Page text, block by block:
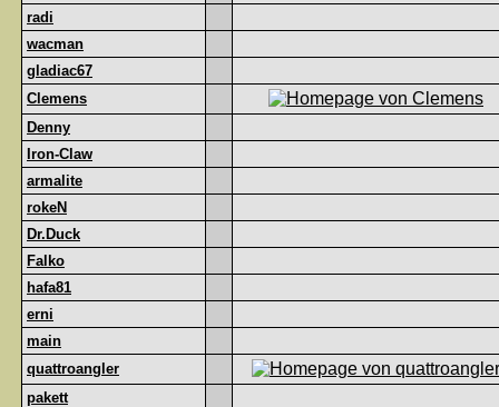
radi
wacman
gladiac67
Clemens
Denny
Iron-Claw
armalite
rokeN
Dr.Duck
Falko
hafa81
erni
main
quattroangler
pakett